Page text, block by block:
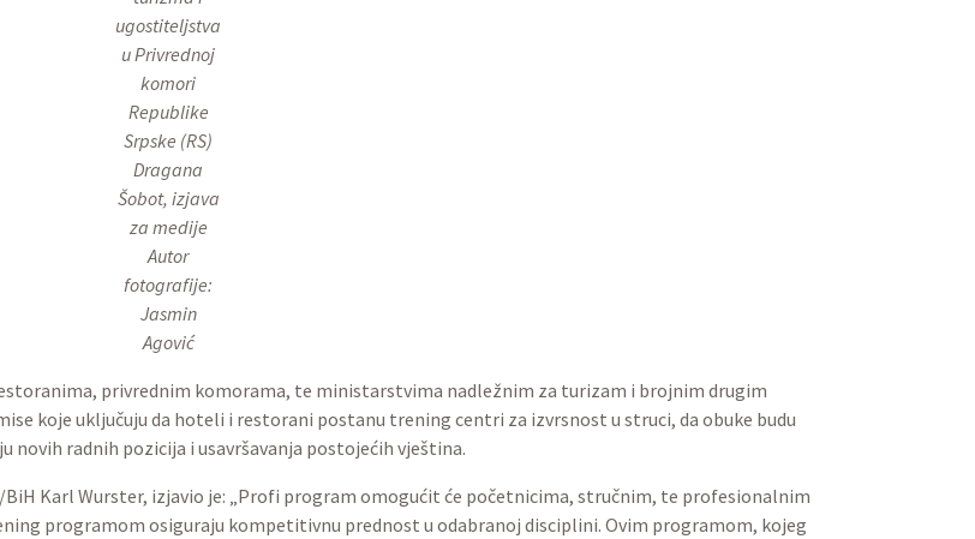
ugostiteljstva
u Privrednoj
komori
Republike
Srpske (RS)
Dragana
Šobot, izjava
za medije
Autor
fotografije:
Jasmin
Agović
privrednim komorama, te ministarstvima nadležnim za turizam i brojnim drugim
koje uključuju da hoteli i restorani postanu trening centri za izvrsnost u struci, da obuke budu
novih radnih pozicija i usavršavanja postojećih vještina.
Karl Wurster, izjavio je: „Profi program omogućit će početnicima, stručnim, te profesionalnim
programom osiguraju kompetitivnu prednost u odabranoj disciplini. Ovim programom, kojeg